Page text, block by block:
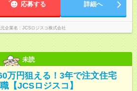
応募する 詳細へ
企業名 JCSロジスコ株式会社
未読
万円狙える！3年で注文住宅
【JCSロジスコ】